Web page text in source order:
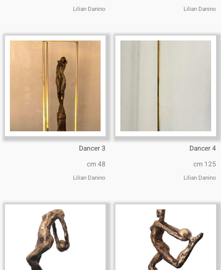
Lilian Danino
Lilian Danino
Dancer 4
cm 125
Lilian Danino
Dancer 3
cm 48
Lilian Danino